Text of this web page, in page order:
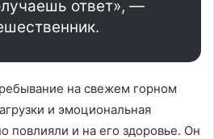
ответ», —
на свежем горном
и эмоциональная
повлияли и на его здоровье. Он